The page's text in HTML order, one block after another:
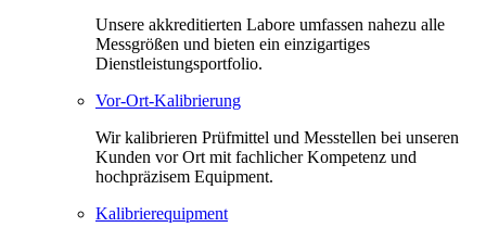
Unsere akkreditierten Labore umfassen nahezu alle
Messgrößen und bieten ein einzigartiges
Dienstleistungsportfolio.
Vor-Ort-Kalibrierung
Wir kalibrieren Prüfmittel und Messtellen bei unseren
Kunden vor Ort mit fachlicher Kompetenz und
hochpräzisem Equipment.
Kalibrierequipment